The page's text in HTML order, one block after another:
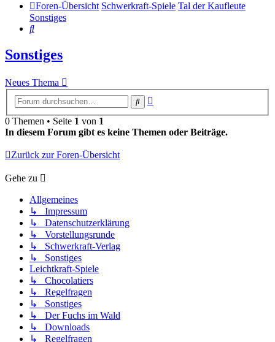
Foren-Übersicht Schwerkraft-Spiele Tal der Kaufleute
Sonstiges
Suche
Sonstiges
Neues Thema
Suche
0 Themen • Seite 1 von 1
In diesem Forum gibt es keine Themen oder Beiträge.
Zurück zur Foren-Übersicht
Gehe zu
Allgemeines
↳ Impressum
↳ Datenschutzerklärung
↳ Vorstellungsrunde
↳ Schwerkraft-Verlag
↳ Sonstiges
Leichtkraft-Spiele
↳ Chocolatiers
↳ Regelfragen
↳ Sonstiges
↳ Der Fuchs im Wald
↳ Downloads
↳ Regelfragen